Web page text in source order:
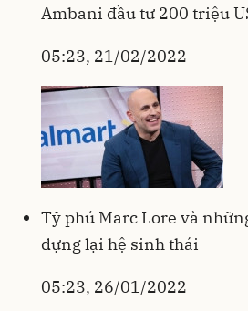
Ambani đầu tư 200 triệu
05:23, 21/02/2022
Tỷ phú Marc Lore và
dựng lại hệ sinh thái
05:23, 26/01/2022